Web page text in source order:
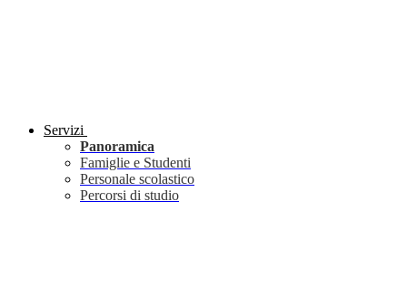
Servizi
Panoramica
Famiglie e Studenti
Personale scolastico
Percorsi di studio